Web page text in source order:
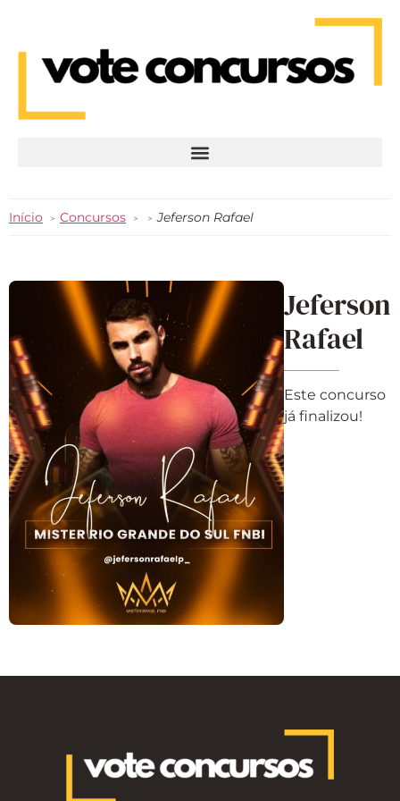
Início Concursos Jeferson Rafael
Jeferson
Rafael
Este concurso
já finalizou!